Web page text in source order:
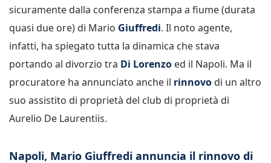
sicuramente dalla conferenza stampa a fiume (durata
quasi due ore) di Mario Giuffredi. Il noto agente,
infatti, ha spiegato tutta la dinamica che stava
portando al divorzio tra Di Lorenzo ed il Napoli. Ma il
procuratore ha annunciato anche il rinnovo di un altro
suo assistito di proprietà del club di proprietà di
Aurelio De Laurentiis.
Napoli, Mario Giuffredi annuncia il rinnovo di